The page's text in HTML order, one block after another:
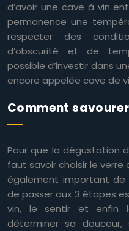
d’avoir une cave à vin
permanence une
respecter des
d’obscurité et de
possible d’investir dans
encore appelée cave de
Comment
Pour que la dégustation
faut savoir choisir le verre
également important
de passer aux 3 étapes
vin, le sentir et enfin
déterminer sa